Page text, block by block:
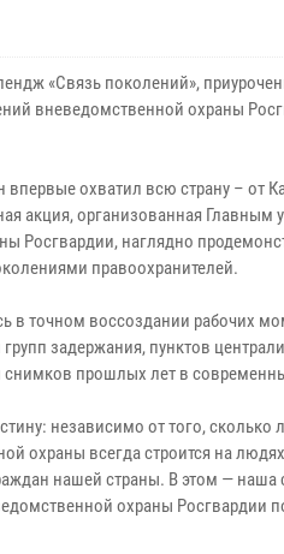
«Связь поколений»,
вневедомственной охраны
охватил всю страну – от
акция, организованная Главным
Росгвардии, наглядно
правоохранителей.
в точном воссоздании рабочих
задержания, пунктов
прошлых лет в
независимо от того, сколько
охраны всегда строится на
нашей страны. В этом —
охраны Росгвардии